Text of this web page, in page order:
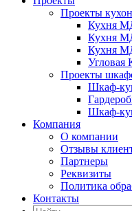
Проекты
Кухня
Кухня
Кухня
Угловая
Проекты
Шкаф-
Шкаф-
Компания
О компании
Отзывы
Партнеры
Реквизиты
Политика
Контакты